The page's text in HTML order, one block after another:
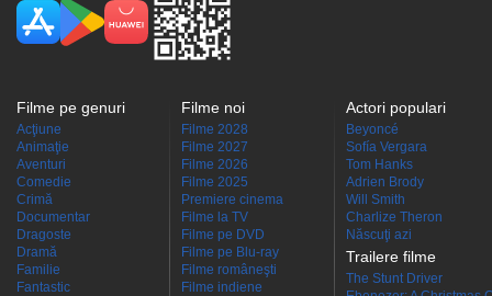
Filme pe genuri
Acţiune
Animaţie
Aventuri
Comedie
Crimă
Documentar
Dragoste
Dramă
Familie
Fantastic
Filme noi
Filme 2028
Filme 2027
Filme 2026
Filme 2025
Premiere cinema
Filme la TV
Filme pe DVD
Filme pe Blu-ray
Filme româneşti
Filme indiene
Actori populari
Beyoncé
Sofía Vergara
Tom Hanks
Adrien Brody
Will Smith
Charlize Theron
Născuţi azi
Trailere filme
The Stunt Driver